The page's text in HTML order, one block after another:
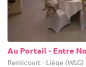
Au Portail - Entre
Remicourt - Liège (WLG)